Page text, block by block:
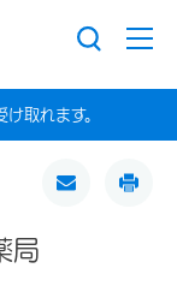
取れます。
局